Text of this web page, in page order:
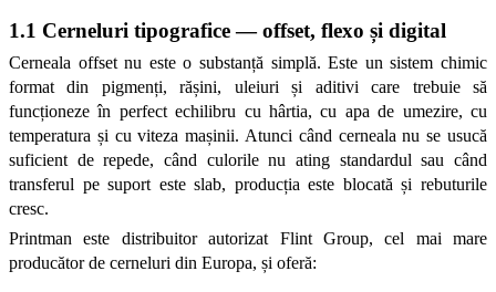
1.1 Cerneluri tipografice — offset, flexo și digital
Cerneala offset nu este o substanță simplă. Este un sistem chimic
format din pigmenți, rășini, uleiuri și aditivi care trebuie să
funcționeze în perfect echilibru cu hârtia, cu apa de umezire, cu
temperatura și cu viteza mașinii. Atunci când cerneala nu se usucă
suficient de repede, când culorile nu ating standardul sau când
transferul pe suport este slab, producția este blocată și rebuturile
cresc.
Printman este distribuitor autorizat Flint Group, cel mai mare
producător de cerneluri din Europa, și oferă: